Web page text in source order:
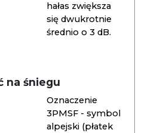
hałas zwiększa
się dwukrotnie
średnio o 3 dB.
na śniegu
Oznaczenie
3PMSF - symbol
alpejski (płatek